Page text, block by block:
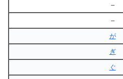
–
–
が
ぎ
ぐ